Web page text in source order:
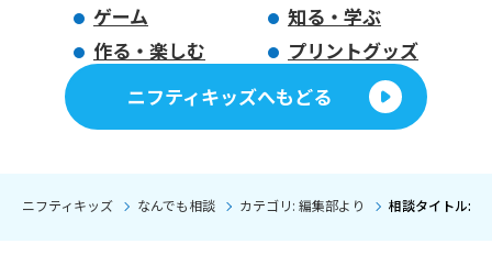
ゲーム
知る・学ぶ
作る・楽しむ
プリントグッズ
ニフティキッズへもどる
ニフティキッズ なんでも相談 カテゴリ: 編集部より 相談タイトル: